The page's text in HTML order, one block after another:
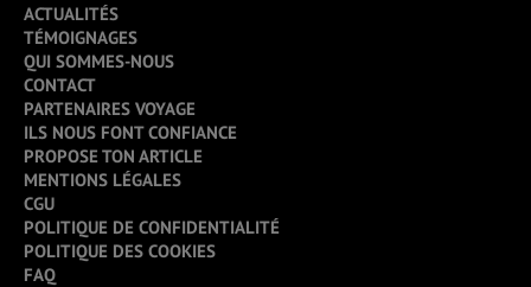
ACTUALITÉS
TÉMOIGNAGES
QUI SOMMES-NOUS
CONTACT
PARTENAIRES VOYAGE
ILS NOUS FONT CONFIANCE
PROPOSE TON ARTICLE
MENTIONS LÉGALES
CGU
POLITIQUE DE CONFIDENTIALITÉ
POLITIQUE DES COOKIES
FAQ